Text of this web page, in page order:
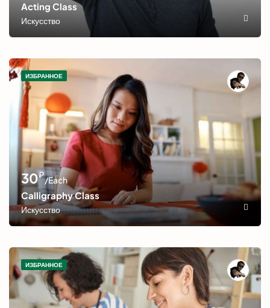
Acting Class
Искусство
ИЗБРАННОЕ
30₽/Each
Calligraphy Class
Искусство
ИЗБРАННОЕ